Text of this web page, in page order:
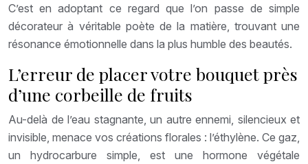
C’est en adoptant ce regard que l’on passe de simple
décorateur à véritable poète de la matière, trouvant une
résonance émotionnelle dans la plus humble des beautés.
L’erreur de placer votre bouquet près
d’une corbeille de fruits
Au-delà de l’eau stagnante, un autre ennemi, silencieux et
invisible, menace vos créations florales : l’éthylène. Ce gaz,
un hydrocarbure simple, est une hormone végétale